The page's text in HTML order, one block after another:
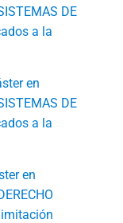
DE
a la
en
DE
a la
en